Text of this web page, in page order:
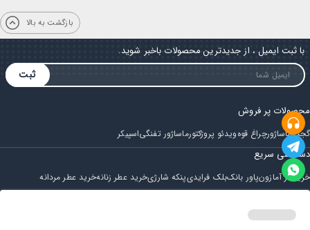
بازگشت به بالا
با ثبت ایمیل ، از جدیدترین محصولات باخبر شوید.
ثبت
محصولات پر فروش
گجتماساژورچراغ قوهویدئو پروژکتورماساژور تفنگیاسپیکر
دسترسی سریع
خرید از آمازونپاور بانکبلک فرایدیپنکه شارژیخرید عطر زنانهخرید عطر مردانه
مجله ایران باباحساب کاربری